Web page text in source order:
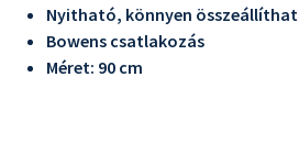
Nyitható, könnyen
Bowens csatlakozás
Méret: 90 cm